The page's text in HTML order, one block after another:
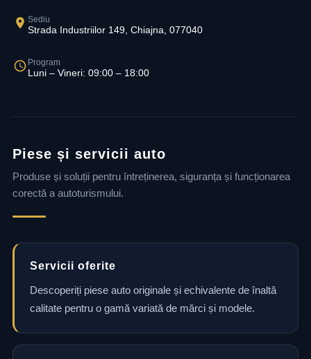
Sediu
Strada Industriilor 149, Chiajna, 077040
Program
Luni – Vineri: 09:00 – 18:00
Piese și servicii auto
Produse și soluții pentru întreținerea, siguranța și funcționarea
corectă a autoturismului.
Servicii oferite
Descoperiți piese auto originale și echivalente de înaltă
calitate pentru o gamă variată de mărci și modele.